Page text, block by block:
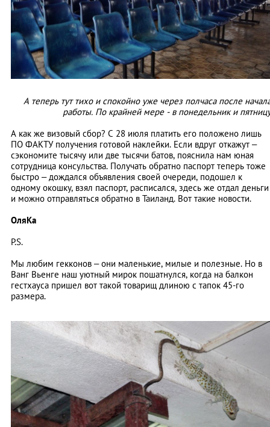
А теперь тут тихо и спокойно уже через полчаса после
работы. По крайней мере - в понедельник и
А как же визовый сбор? С 28 июля платить его положено лишь
ПО ФАКТУ получения готовой наклейки. Если вдруг откажут –
сэкономите тысячу или две тысячи батов, пояснила нам юная
сотрудница консульства. Получать обратно паспорт теперь тоже
быстро – дождался объявления своей очереди, подошел к
одному окошку, взял паспорт, расписался, здесь же отдал деньги
и можно отправляться обратно в Таиланд. Вот такие новости.
ОляКа
P.S.
Мы любим гекконов – они маленькие, милые и полезные. Но в
Ванг Вьенге наш уютный мирок пошатнулся, когда на балкон
гестхауса пришел вот такой товарищ длиною с тапок 45-го
размера.